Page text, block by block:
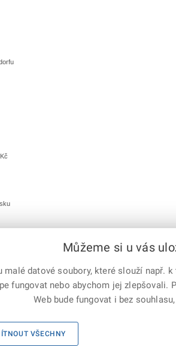
Corp.
Facebook
Mapa serveru
Můžeme si u vás
malé datové soubory, které slouží např.
fungovat nebo abychom jej
Web bude fungovat i bez
VŠECHNY